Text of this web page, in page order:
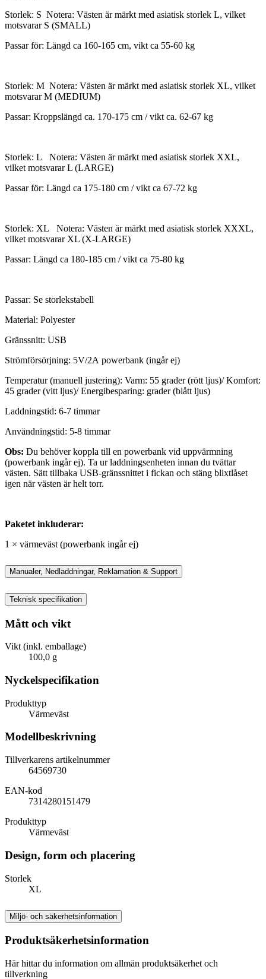
Storlek: S Notera: Västen är märkt med asiatisk storlek L, vilket
motsvarar S (SMALL)
Passar för: Längd ca 160-165 cm, vikt ca 55-60 kg
Storlek: M Notera: Västen är märkt med asiatisk storlek XL, vilket
motsvarar M (MEDIUM)
Passar: Kroppslängd ca. 170-175 cm / vikt ca. 62-67 kg
Storlek: L Notera: Västen är märkt med asiatisk storlek XXL,
vilket motsvarar L (LARGE)
Passar för: Längd ca 175-180 cm / vikt ca 67-72 kg
Storlek: XL Notera: Västen är märkt med asiatisk storlek XXXL,
vilket motsvarar XL (X-LARGE)
Passar: Längd ca 180-185 cm / vikt ca 75-80 kg
Passar: Se storlekstabell
Material: Polyester
Gränssnitt: USB
Strömförsörjning: 5V/2A powerbank (ingår ej)
Temperatur (manuell justering): Varm: 55 grader (rött ljus)/ Komfort:
45 grader (vitt ljus)/ Energibesparing: grader (blått ljus)
Laddningstid: 6-7 timmar
Användningstid: 5-8 timmar
Obs: Du behöver koppla till en powerbank vid uppvärmning
(powerbank ingår ej). Ta ur laddningsenheten innan du tvättar
västen. Sätt tillbaka USB-gränssnittet i fickan och stäng blixtlåset
igen när västen är helt torr.
Paketet inkluderar:
1 × värmeväst (powerbank ingår ej)
Manualer, Nedladdningar, Reklamation & Support
Teknisk specifikation
Mått och vikt
Vikt (inkl. emballage)
100,0 g
Nyckelspecifikation
Produkttyp
Värmeväst
Modellbeskrivning
Tillverkarens artikelnummer
64569730
EAN-kod
7314280151479
Produkttyp
Värmeväst
Design, form och placering
Storlek
XL
Miljö- och säkerhetsinformation
Produktsäkerhetsinformation
Här hittar du information om allmän produktsäkerhet och
tillverkning